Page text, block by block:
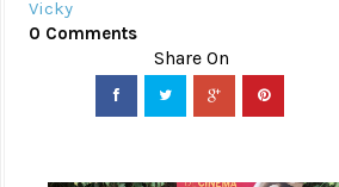
Vicky
0 Comments